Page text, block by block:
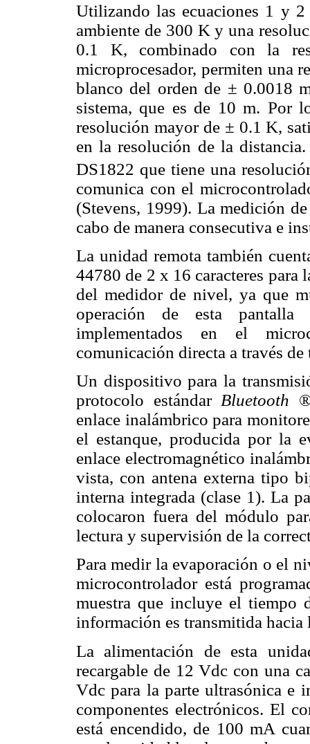
Utilizando las ecuaciones 1 y 2
ambiente de 300 K y una
0.1 K, combinado con la
microprocesador, permiten una
blanco del orden de ± 0.0018
sistema, que es de 10 m. Por
resolución mayor de ± 0.1 K,
en la resolución de la
DS1822 que tiene una
comunica con el
(Stevens, 1999). La medición
cabo de manera consecutiva e
La unidad remota también
44780 de 2 x 16 caracteres
del medidor de nivel, ya que
operación de esta pantalla
implementados en el
comunicación directa a través
Un dispositivo para la
protocolo estándar Bluetooth
enlace inalámbrico para
el estanque, producida por la
enlace electromagnético
vista, con antena externa tipo
interna integrada (clase 1). La
colocaron fuera del módulo
lectura y supervisión de la
Para medir la evaporación o el
microcontrolador está
muestra que incluye el tiempo
información es transmitida
La alimentación de esta
recargable de 12 Vdc con una
Vdc para la parte ultrasónica e
componentes electrónicos. El
está encendido, de 100 mA